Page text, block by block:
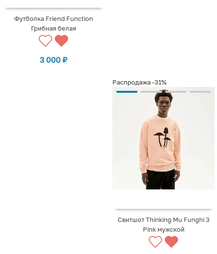
Футболка Friend Function
Грибная белая
3 000 ₽
Распродажа-31%
Свитшот Thinking Mu Funghi 3
Pink мужской